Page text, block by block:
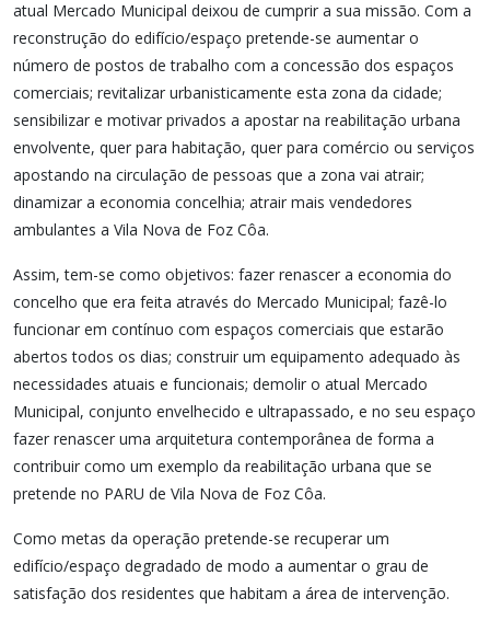
atual Mercado Municipal deixou de cumprir a sua missão. Com a
reconstrução do edifício/espaço pretende-se aumentar o
número de postos de trabalho com a concessão dos espaços
comerciais; revitalizar urbanisticamente esta zona da cidade;
sensibilizar e motivar privados a apostar na reabilitação urbana
envolvente, quer para habitação, quer para comércio ou serviços
apostando na circulação de pessoas que a zona vai atrair;
dinamizar a economia concelhia; atrair mais vendedores
ambulantes a Vila Nova de Foz Côa.
Assim, tem-se como objetivos: fazer renascer a economia do
concelho que era feita através do Mercado Municipal; fazê-lo
funcionar em contínuo com espaços comerciais que estarão
abertos todos os dias; construir um equipamento adequado às
necessidades atuais e funcionais; demolir o atual Mercado
Municipal, conjunto envelhecido e ultrapassado, e no seu espaço
fazer renascer uma arquitetura contemporânea de forma a
contribuir como um exemplo da reabilitação urbana que se
pretende no PARU de Vila Nova de Foz Côa.
Como metas da operação pretende-se recuperar um
edifício/espaço degradado de modo a aumentar o grau de
satisfação dos residentes que habitam a área de intervenção.